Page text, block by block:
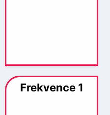
Frekvence 1